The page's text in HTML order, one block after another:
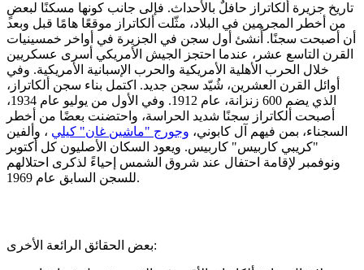
تاريخ جزيرة ألكاتراز حافلٌ بالأحداث. فإلى جانب كونها مسكنًا لبعضٍ
من أخطر المجرمين في البلاد، مثّلت ألكاتراز موقعًا هامًا قبل وبعد
أن أصبحت سجنًا. أُنشئ أول سجن في الجزيرة في أواخر خمسينيات
القرن التاسع عشر، عندما احتجز الجيش الأمريكي أسرى عسكريين
خلال الحرب الأهلية الأمريكية والحرب الإسبانية الأمريكية. وفي
أوائل القرن العشرين، شُيّد سجن جديد. اكتمل بناء سجن ألكاتراز،
الذي يضم 600 زنزانة، عام 1912. وفي الأول من يوليو عام 1934،
أصبحت ألكاتراز سجنًا شديد الحراسة، واحتضنت بعضًا من أخطر
السجناء، بمن فيهم آل كابوني، وجورج "ماشين غان" كيلي ، وألفين
"كريبي كاربيس" كاربيس. ويعود السكان الأصليون كل أكتوبر
ونوفمبر لإقامة احتفال عند شروق الشمس إحياءً لذكرى احتلالهم
للسجن السابق عام 1969.
بعض الحقائق الرائعة الأخرى: